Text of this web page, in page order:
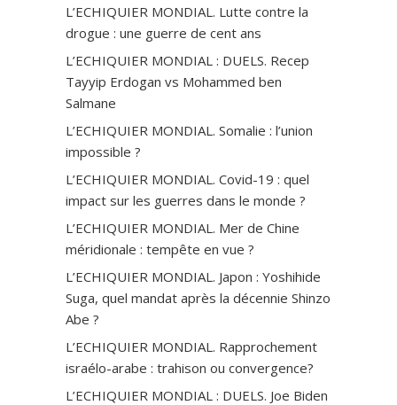
L’ECHIQUIER MONDIAL. Lutte contre la
drogue : une guerre de cent ans
L’ECHIQUIER MONDIAL : DUELS. Recep
Tayyip Erdogan vs Mohammed ben
Salmane
L’ECHIQUIER MONDIAL. Somalie : l’union
impossible ?
L’ECHIQUIER MONDIAL. Covid-19 : quel
impact sur les guerres dans le monde ?
L’ECHIQUIER MONDIAL. Mer de Chine
méridionale : tempête en vue ?
L’ECHIQUIER MONDIAL. Japon : Yoshihide
Suga, quel mandat après la décennie Shinzo
Abe ?
L’ECHIQUIER MONDIAL. Rapprochement
israélo-arabe : trahison ou convergence?
L’ECHIQUIER MONDIAL : DUELS. Joe Biden